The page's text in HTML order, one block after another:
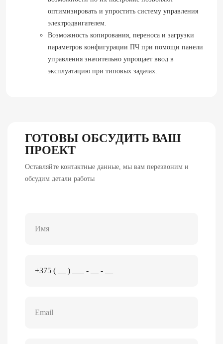
оптимизировать и упростить систему управления
электродвигателем.
Возможность копирования, переноса и загрузки
параметров конфигурации ПЧ при помощи панели
управления значительно упрощает ввод в
эксплуатацию при типовых задачах.
ГОТОВЫ ОБСУДИТЬ ВАШ
ПРОЕКТ
Оставляйте контактные данные, мы вам перезвоним и
обсудим детали работы